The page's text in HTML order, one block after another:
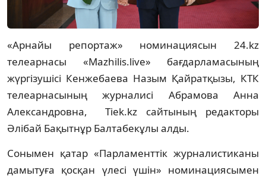
«Арнайы репортаж» номинациясын 24.kz
телеарнасы «Mazhilis.live» бағдарламасының
жүргізушісі Кенжебаева Назым Қайратқызы, КТК
телеарнасының журналисі Абрамова Анна
Александровна, Tiek.kz сайтының редакторы
Әлібай Бақытнұр Балтабекұлы алды.
Сонымен қатар «Парламенттік журналистиканы
дамытуға қосқан үлесі үшін» номинациясымен